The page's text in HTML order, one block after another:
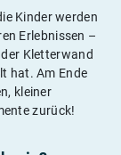
Kinder werden
Erlebnissen –
Kletterwand
hat. Am Ende
kleiner
zurück!